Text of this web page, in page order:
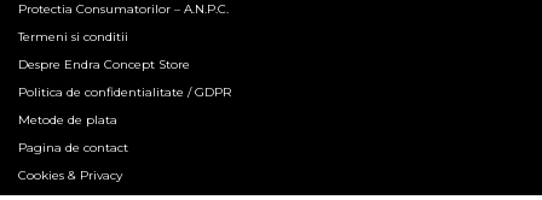
Protectia Consumatorilor – A.N.P.C.
Termeni si conditii
Despre Endra Concept Store
Politica de confidentialitate / GDPR
Metode de plata
Pagina de contact
Cookies & Privacy